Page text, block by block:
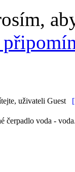
uživateli Guest
voda -